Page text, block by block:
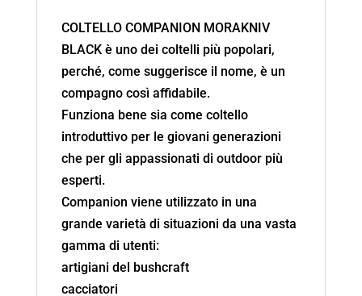
COLTELLO COMPANION MORAKNIV
BLACK è uno dei coltelli più popolari,
perché, come suggerisce il nome, è un
compagno così affidabile.
Funziona bene sia come coltello
introduttivo per le giovani generazioni
che per gli appassionati di outdoor più
esperti.
Companion viene utilizzato in una
grande varietà di situazioni da una vasta
gamma di utenti:
artigiani del bushcraft
cacciatori